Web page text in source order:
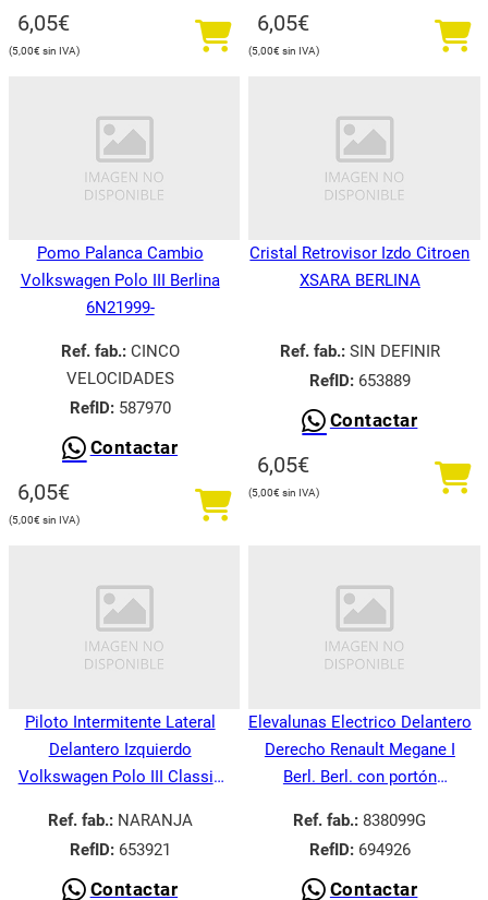
6,05€
5,00€
6,05€
5,00€
Pomo Palanca Cambio
Volkswagen Polo III Berlina
6N21999-
Ref. fab.:CINCO
VELOCIDADES
RefID:587970
Contactar
6,05€
5,00€
Cristal Retrovisor Izdo Citroen
XSARA BERLINA
Ref. fab.:SIN DEFINIR
RefID:653889
Contactar
6,05€
5,00€
Piloto Intermitente Lateral
Delantero Izquierdo
Volkswagen Polo III Classic
Ref. fab.:NARANJA
RefID:653921
Contactar
Elevalunas Electrico Delantero
Derecho Renault Megane I
Berl. Berl. con portón
Ref. fab.: 838099G
RefID:694926
Contactar